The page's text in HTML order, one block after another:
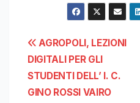
Navigazione
articoli
AGROPOLI, LEZIONI
DIGITALI PER GLI
STUDENTI DELL’ I. C.
GINO ROSSI VAIRO